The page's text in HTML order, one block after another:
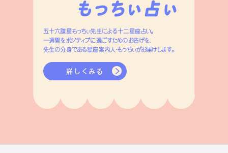
五十六謀星もっちぃ先生による十二星座占い。
一週間をポジティブに過ごすためのお告げを、
先生の分身である星座案内人・もっちぃがお届けします。
詳しくみる